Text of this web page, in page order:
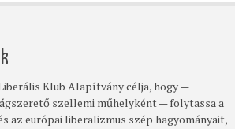
Klub Alapítvány célja, hogy —
szellemi műhelyként — folytassa a
az európai liberalizmus szép hagyományait,